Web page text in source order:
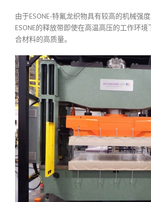
由于ESONE-特氟龙织物具有较高的机械强度
ESONE的释放带即使在高温高压的工作环
合材料的高质量。